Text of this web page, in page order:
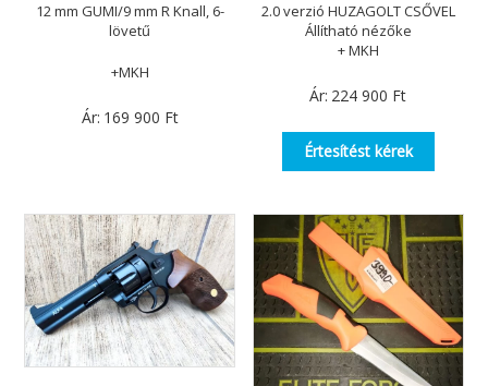
12 mm GUMI/9 mm R Knall, 6-
lövetű
+MKH
Ár: 169 900 Ft
2.0 verzió HUZAGOLT CSŐVEL
Állítható nézőke
+ MKH
Ár: 224 900 Ft
Értesítést kérek